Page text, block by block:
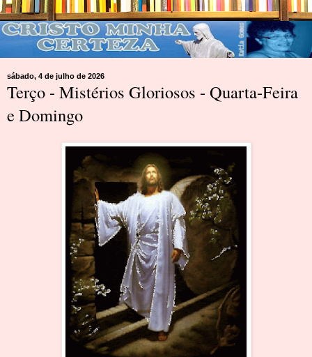
sábado, 4 de julho de 2026
Terço - Mistérios Gloriosos - Quarta-Feira
e Domingo